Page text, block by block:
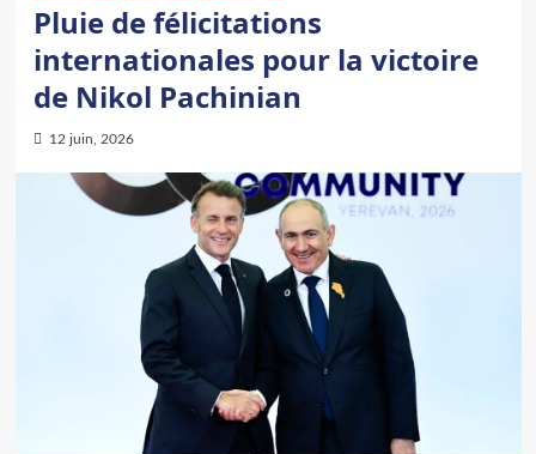
Pluie de félicitations
internationales pour la victoire
de Nikol Pachinian
12 juin, 2026